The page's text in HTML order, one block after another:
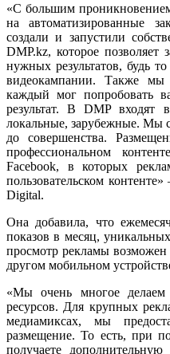
«С большим проникновением
на автоматизированные
создали и запустили
DMP.kz, которое
нужных результатов, будь
видеокампании. Также мы
каждый мог попробовать
результат. В DMP входят
локальные, зарубежные. Мы
до совершенства.
профессиональном
Facebook, в которых
пользовательском
Digital.
Она добавила, что
показов в месяц,
просмотр рекламы
другом мобильном
«Мы очень многое делаем
ресурсов. Для крупных
медиамиксах, мы
размещение. То есть, при
получаете